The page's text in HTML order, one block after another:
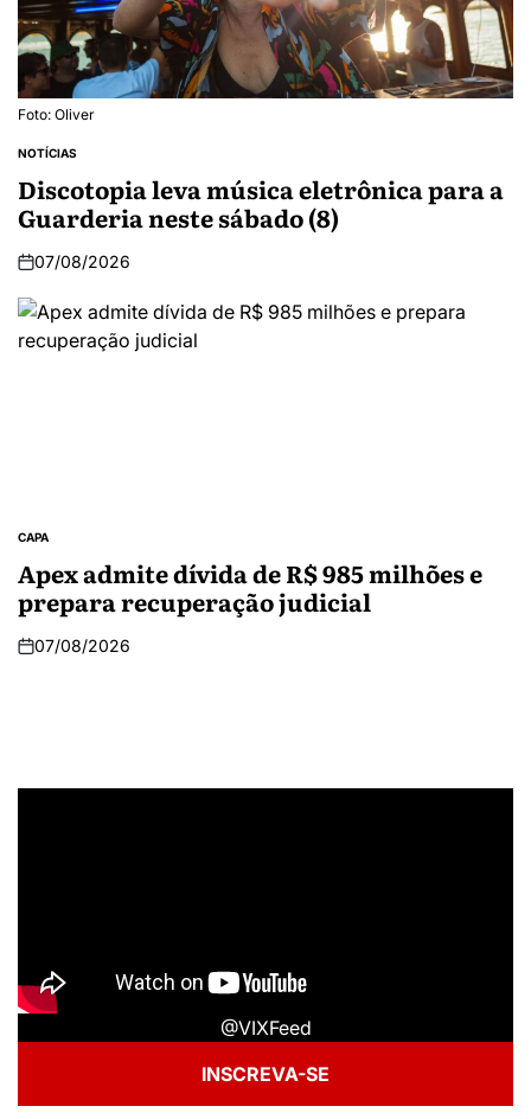
Foto: Oliver
NOTÍCIAS
Discotopia leva música eletrônica para a
Guarderia neste sábado (8)
07/08/2026
CAPA
Apex admite dívida de R$ 985 milhões e
prepara recuperação judicial
07/08/2026
@VIXFeed
INSCREVA-SE